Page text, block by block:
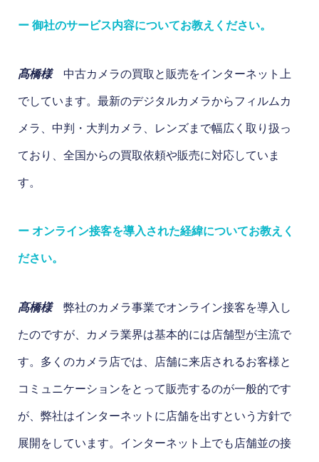
ー 御社のサービス内容についてお教えください。
髙橋様中古カメラの買取と販売をインターネット上
でしています。最新のデジタルカメラからフィルムカ
メラ、中判・大判カメラ、レンズまで幅広く取り扱っ
ており、全国からの買取依頼や販売に対応していま
す。
ー オンライン接客を導入された経緯についてお教えく
ださい。
髙橋様弊社のカメラ事業でオンライン接客を導入し
たのですが、カメラ業界は基本的には店舗型が主流で
す。多くのカメラ店では、店舗に来店されるお客様と
コミュニケーションをとって販売するのが一般的です
が、弊社はインターネットに店舗を出すという方針で
展開をしています。インターネット上でも店舗並の接